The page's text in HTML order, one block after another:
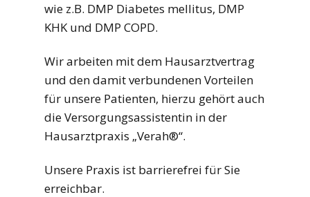
wie z.B. DMP Diabetes mellitus, DMP
KHK und DMP COPD.
Wir arbeiten mit dem Hausarztvertrag
und den damit verbundenen Vorteilen
für unsere Patienten, hierzu gehört auch
die Versorgungsassistentin in der
Hausarztpraxis „Verah®“.
Unsere Praxis ist barrierefrei für Sie
erreichbar.